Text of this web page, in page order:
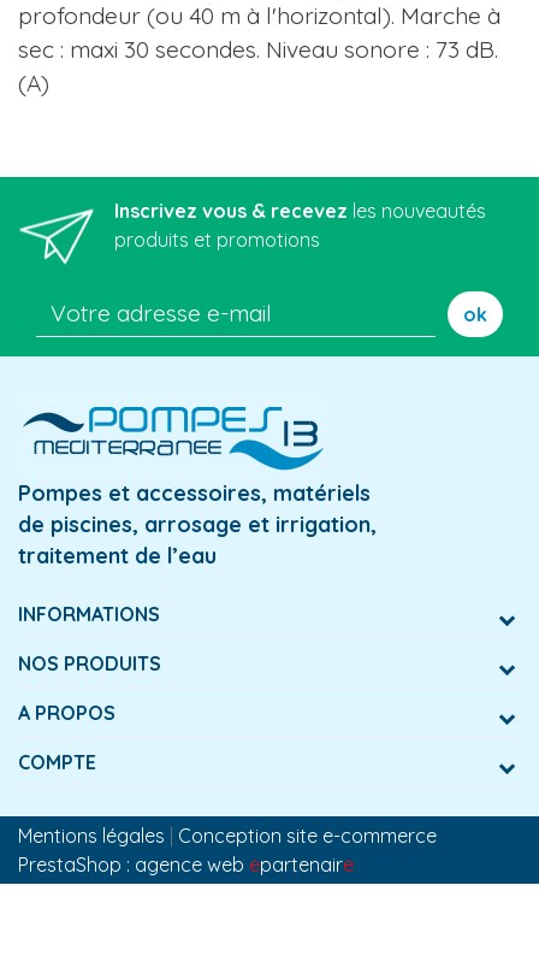
profondeur (ou 40 m à l'horizontal). Marche à
sec : maxi 30 secondes. Niveau sonore : 73 dB.
(A)
Inscrivez vous & recevez les nouveautés
produits et promotions
ok
Pompes et accessoires, matériels
de piscines, arrosage et irrigation,
traitement de l’eau
INFORMATIONS
NOS PRODUITS
A PROPOS
COMPTE
Mentions légales
Conception site e-commerce
PrestaShop : agence web epartenaire